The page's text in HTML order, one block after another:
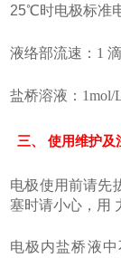
25℃时电极标准
液络部流速：1
盐桥溶液：1mol/
三、 使用维护及
电极使用前请先
塞时请小心，用
电极内盐桥液